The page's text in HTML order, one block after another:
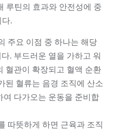
루틴의 효과와 안전성에 중
.
주요 이점 중 하나는 해당
. 부드러운 열을 가하고 워
혈관이 확장되고 혈액 순환
된 혈류는 음경 조직에 산소
다가오는 운동을 준비합
따뜻하게 하면 근육과 조직